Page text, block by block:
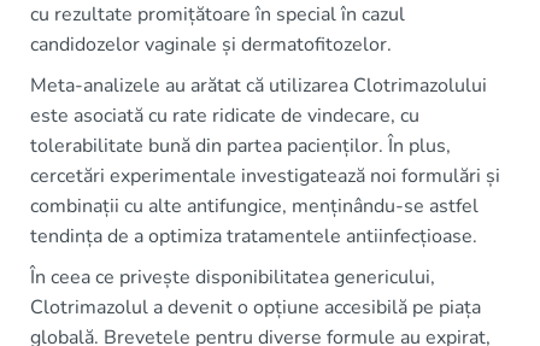
cu rezultate promițătoare în special în cazul
candidozelor vaginale și dermatofitozelor.
Meta-analizele au arătat că utilizarea Clotrimazolului
este asociată cu rate ridicate de vindecare, cu
tolerabilitate bună din partea pacienților. În plus,
cercetări experimentale investigatează noi formulări și
combinații cu alte antifungice, menținându-se astfel
tendința de a optimiza tratamentele antiinfecțioase.
În ceea ce privește disponibilitatea genericului,
Clotrimazolul a devenit o opțiune accesibilă pe piața
globală. Brevetele pentru diverse formule au expirat,